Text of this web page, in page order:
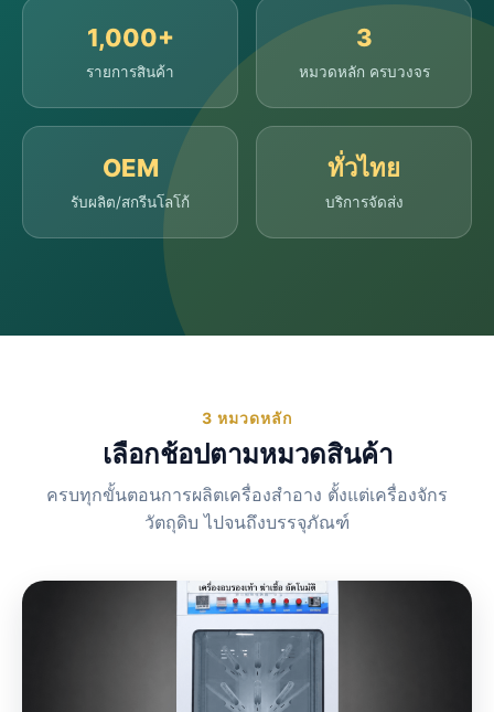
1,000+
รายการสินค้า
3
หมวดหลัก ครบวงจร
OEM
รับผลิต/สกรีนโลโก้
ทั่วไทย
บริการจัดส่ง
3 หมวดหลัก
เลือกช้อปตามหมวดสินค้า
ครบทุกขั้นตอนการผลิตเครื่องสำอาง ตั้งแต่เครื่องจักร
วัตถุดิบ ไปจนถึงบรรจุภัณฑ์